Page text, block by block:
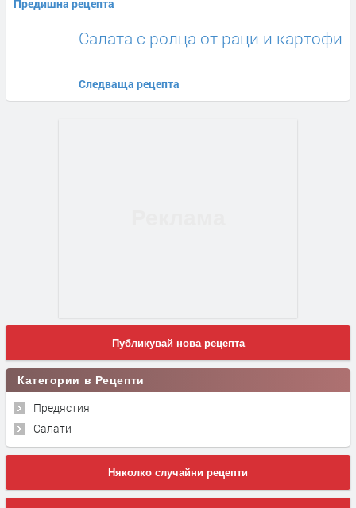
Предишна рецепта
Салата с ролца от раци и картофи
Следваща рецепта
Публикувай нова рецепта
Категории в Рецепти
Предястия
Салати
Няколко случайни рецепти